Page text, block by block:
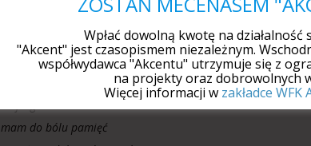
z półgodzinnej wizyty
zapamiętać powinnam przede wszystkim
żyrandol
ale pamięć wciąż zsuwa się
mam do bólu pamięć
Wpłać dowolną kwotę na działalność
"Akcent" jest czasopismem niezależnym.
współwydawca "Akcentu" utrzymuje się z
na projekty oraz dobrowolnych
Więcej informacji w zakładce WFK